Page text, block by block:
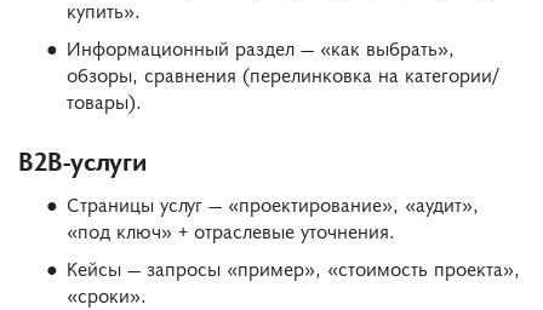
купить».
Информационный раздел — «как выбрать»,
обзоры, сравнения (перелинковка на категории/
товары).
B2B-услуги
Страницы услуг — «проектирование», «аудит»,
«под ключ» + отраслевые уточнения.
Кейсы — запросы «пример», «стоимость проекта»,
«сроки».